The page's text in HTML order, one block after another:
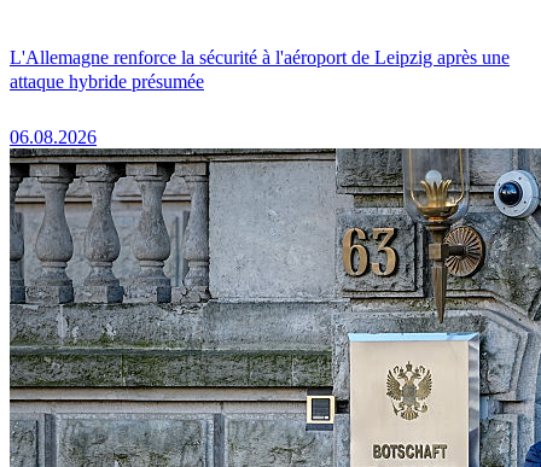
L'Allemagne renforce la sécurité à l'aéroport de Leipzig après une
attaque hybride présumée
06.08.2026